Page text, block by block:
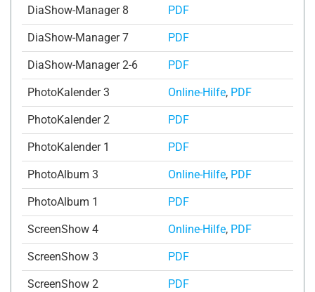
DiaShow-Manager 8 PDF
DiaShow-Manager 7 PDF
DiaShow-Manager 2-6 PDF
PhotoKalender 3 Online-Hilfe, PDF
PhotoKalender 2 PDF
PhotoKalender 1 PDF
PhotoAlbum 3 Online-Hilfe, PDF
PhotoAlbum 1 PDF
ScreenShow 4 Online-Hilfe, PDF
ScreenShow 3 PDF
ScreenShow 2 PDF